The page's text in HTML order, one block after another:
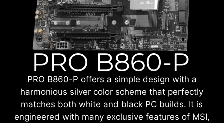
PRO B860-P offers a simple design with a
harmonious silver color scheme that perfectly
matches both white and black PC builds. It is
engineered with many exclusive features of MSI,